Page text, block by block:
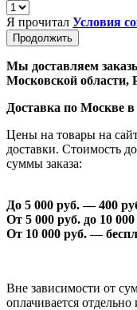
Я прочитал Условия
Продолжить
Мы доставляем
Московской области,
Доставка по Москве
Цены на товары на
доставки. Стоимость
суммы заказа:
До 5 000 руб. —400
От 5 000 руб. до 10
От 10 000 руб. —
Вне зависимости от
оплачивается отдельно